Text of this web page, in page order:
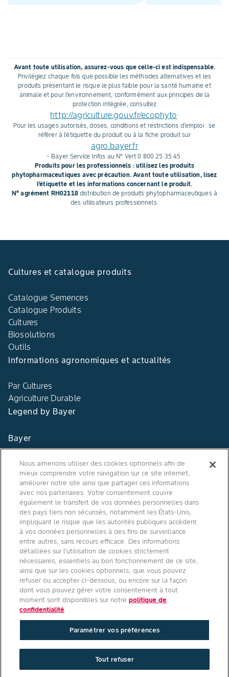
– efficace sur graminées et
dicotylédones classiques ou
difficiles – permet, grâce à sa
formulation hyperconcentrée,
d'améliorer sa rentabilité à
l’hectare, de réduire ses
rattrapages et de gérer moins
efficacement de
adventices, et
que soient les
climatiques.
pour cette
hyperconcentrée
d’emploi.
Avant toute utilisation, assurez-vous que celle-ci est indispensable.
Privilégiez chaque fois que possible les méthodes alternatives et les
produits présentant le risque le plus faible pour la santé humaine et
animale et pour l'environnement, conformément aux principes de la
protection intégrée, consultez
http://agriculture.gouv.fr/ecophyto .
Pour les usages autorisés, doses, conditions et restrictions d'emploi : se
référer à l'étiquette du produit ou à la fiche produit sur
agro.bayer.fr
- Bayer Service Infos au N° Vert 0 800 25 35 45.
Produits pour les professionnels : utilisez les produits
phytopharmaceutiques avec précaution. Avant toute utilisation, lisez
l'étiquette et les informations concernant le produit.
N° agrément RH02118distribution de produits phytopharmaceutiques à
des utilisateurs professionnels.
Cultures et catalogue produits
Catalogue Semences
Catalogue Produits
Cultures
Biosolutions
Outils
Informations agronomiques et actualités
Par Cultures
Agriculture Durable
Legend by Bayer
Bayer
Contact
Qui sommes nous ?
Agro Bayer
France
Suivez-nous
Conditions générales d'utilisation
Politique de confidentialité site
Politique de confidentialité applications mobiles
Paramétrer vos préférences/Mentions légales
Nous aimerions utiliser des cookies optionnels afin de
mieux comprendre votre navigation sur ce site internet,
améliorer notre site ainsi que partager ces informations
avec nos partenaires. Votre consentement couvre
également le transfert de vos données personnelles dans
des pays tiers non sécurisés, notamment les États-Unis,
impliquant le risque que les autorités publiques accèdent
à vos données personnelles à des fins de surveillance
entre autres, sans recours efficace. Des informations
détaillées sur l’utilisation de cookies strictement
nécessaires, essentiels au bon fonctionnement de ce site,
ainsi que sur les cookies optionnels, que vous pouvez
refuser ou accepter ci-dessous, ou encore sur la façon
dont vous pouvez gérer votre consentement à tout
moment sont disponibles sur notrepolitique de
confidentialité
Paramétrer vos préférences
Tout refuser